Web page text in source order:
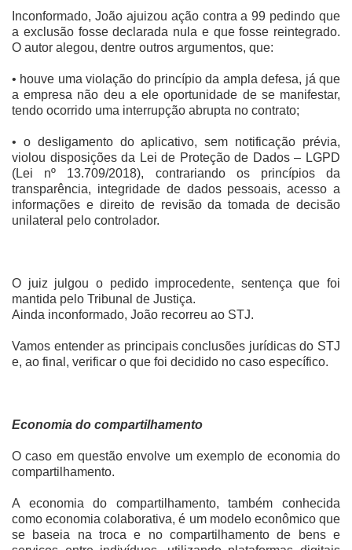
Inconformado, João ajuizou ação contra a 99 pedindo que
a exclusão fosse declarada nula e que fosse reintegrado.
O autor alegou, dentre outros argumentos, que:
• houve uma violação do princípio da ampla defesa, já que
a empresa não deu a ele oportunidade de se manifestar,
tendo ocorrido uma interrupção abrupta no contrato;
• o desligamento do aplicativo, sem notificação prévia,
violou disposições da Lei de Proteção de Dados – LGPD
(Lei nº 13.709/2018), contrariando os princípios da
transparência, integridade de dados pessoais, acesso a
informações e direito de revisão da tomada de decisão
unilateral pelo controlador.
O juiz julgou o pedido improcedente, sentença que foi
mantida pelo Tribunal de Justiça.
Ainda inconformado, João recorreu ao STJ.
Vamos entender as principais conclusões jurídicas do STJ
e, ao final, verificar o que foi decidido no caso específico.
Economia do compartilhamento
O caso em questão envolve um exemplo de economia do
compartilhamento.
A economia do compartilhamento, também conhecida
como economia colaborativa, é um modelo econômico que
se baseia na troca e no compartilhamento de bens e